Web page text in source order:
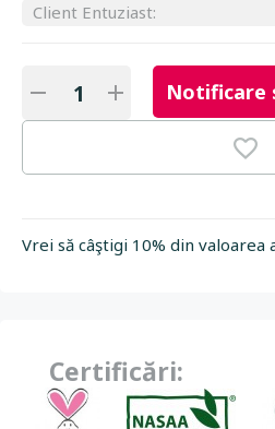
Client Entuziast:
Notificare
Vrei să câştigi 10% din valoarea
Certificări: